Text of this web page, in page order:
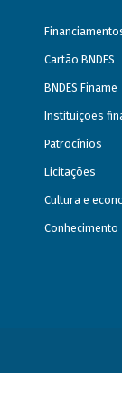
Cartão BNDES
BNDES Finame
Instituições
Patrocínios
Licitações
Cultura e
Conhecimento